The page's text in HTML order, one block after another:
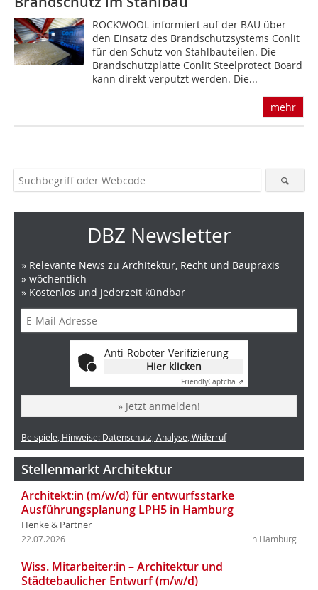
ROCKWOOL informiert auf der BAU über
den Einsatz des Brandschutzsystems Conlit
für den Schutz von Stahlbauteilen. Die
Brandschutzplatte Conlit Steelprotect Board
kann direkt verputzt werden. Die...
mehr
DBZ Newsletter
» Relevante News zu Architektur, Recht und Baupraxis
» wöchentlich
» Kostenlos und jederzeit kündbar
Anti-Roboter-Verifizierung
Hier klicken
FriendlyCaptcha ⇗
» Jetzt anmelden!
Beispiele, Hinweise: Datenschutz, Analyse, Widerruf
Stellenmarkt Architektur
Architekt:in (m/w/d) für entwurfsstarke
Ausführungsplanung LPH5 in Hamburg
Henke & Partner
in Hamburg
22.07.2026
Wiss. Mitarbeiter:in – Architektur und
Städtebaulicher Entwurf (m/w/d)